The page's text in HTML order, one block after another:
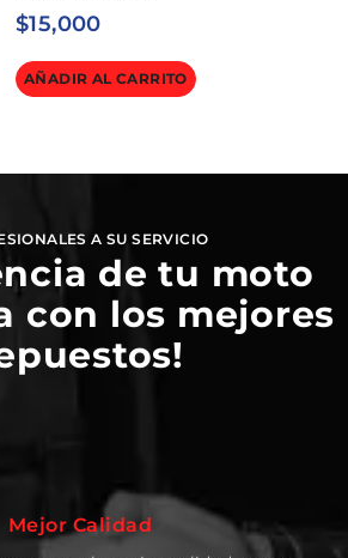
$15,000
AÑADIR AL CARRITO
A SU SERVICIO
de tu moto
con los mejores
Mejor Calidad